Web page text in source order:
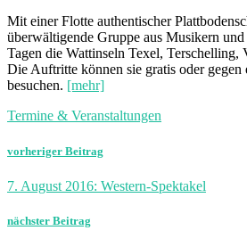
Mit einer Flotte authentischer
überwältigende Gruppe aus Musikern
Tagen die Wattinseln Texel, Terschelling,
Die Auftritte können sie gratis oder gegen
besuchen. [mehr]
Termine & Veranstaltungen
vorheriger Beitrag
7. August 2016: Western-Spektakel
nächster Beitrag